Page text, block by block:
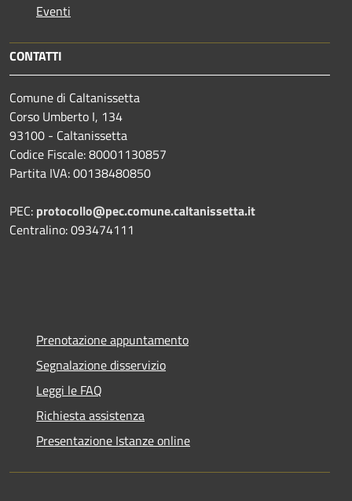
Eventi
CONTATTI
Comune di Caltanissetta
Corso Umberto I, 134
93100 - Caltanissetta
Codice Fiscale: 80001130857
Partita IVA: 00138480850
PEC: protocollo@pec.comune.caltanissetta.it
Centralino: 093474111
Prenotazione appuntamento
Segnalazione disservizio
Leggi le FAQ
Richiesta assistenza
Presentazione Istanze online